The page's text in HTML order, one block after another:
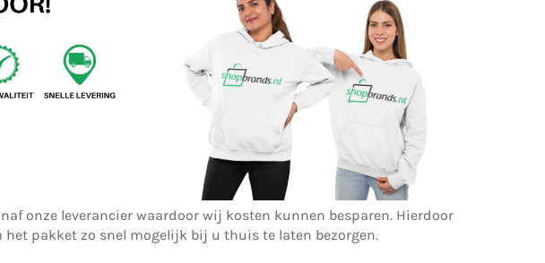
onze leverancier waardoor wij kosten kunnen besparen. Hierdoor
pakket zo snel mogelijk bij u thuis te laten bezorgen.